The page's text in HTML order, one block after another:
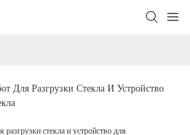
Для Разгрузки Стекла И Устройство
стекла и устройство для